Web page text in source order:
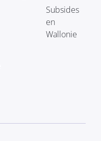
Subsides
en
Wallonie